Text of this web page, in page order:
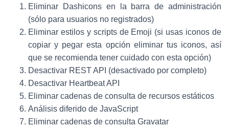
Eliminar Dashicons en la barra de administración
(sólo para usuarios no registrados)
Eliminar estilos y scripts de Emoji (si usas iconos de
copiar y pegar esta opción eliminar tus iconos, así
que se recomienda tener cuidado con esta opción)
Desactivar REST API (desactivado por completo)
Desactivar Heartbeat API
Eliminar cadenas de consulta de recursos estáticos
Análisis diferido de JavaScript
Eliminar cadenas de consulta Gravatar